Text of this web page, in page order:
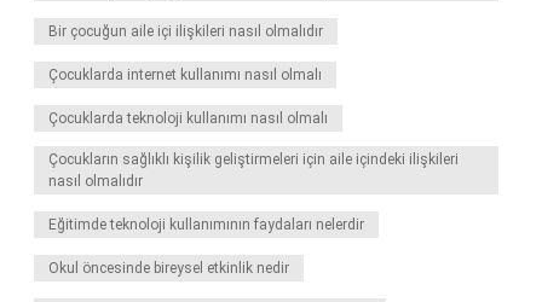
Bir çocuğun aile içi ilişkileri nasıl olmalıdır
Çocuklarda internet kullanımı nasıl olmalı
Çocuklarda teknoloji kullanımı nasıl olmalı
Çocukların sağlıklı kişilik geliştirmeleri için aile içindeki ilişkileri
nasıl olmalıdır
Eğitimde teknoloji kullanımının faydaları nelerdir
Okul öncesinde bireysel etkinlik nedir